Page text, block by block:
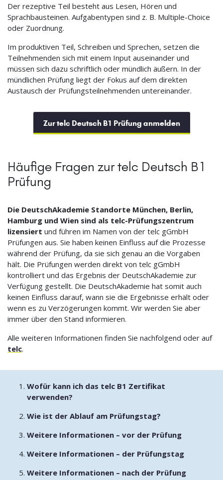
Der rezeptive Teil besteht aus Lesen, Hören und
Sprachbausteinen. Aufgabentypen sind z. B. Multiple-Choice
oder Zuordnung.
Im produktiven Teil, Schreiben und Sprechen, setzen die
Teilnehmenden sich mit einem Input auseinander und
müssen sich dazu schriftlich oder mündlich äußern. In der
mündlichen Prüfung liegt der Fokus auf dem direkten
Austausch der Prüfungsteilnehmenden untereinander.
Zur telc Deutsch B1 Prüfung anmelden
Häufige Fragen zur telc Deutsch B1
Prüfung
Die DeutschAkademie Standorte München, Berlin,
Hamburg und Wien sind als telc-Prüfungszentrum
lizensiert und führen im Namen von der telc gGmbH
Prüfungen aus. Sie haben keinen Einfluss auf die Prozesse
während der Prüfung, da sie sich genau an die Vorgaben
hält. Die Prüfungen werden direkt von telc gGmbH
kontrolliert und das Ergebnis der DeutschAkademie zur
Verfügung gestellt. Die DeutschAkademie hat somit auch
keinen Einfluss darauf, wann sie die Ergebnisse erhält oder
wenn es zu Verzögerungen kommt. Wir werden Sie aber
immer über den Stand informieren.
Alle weiteren Informationen finden Sie nachfolgend oder auf
telc.
Wofür kann ich das telc B1 Zertifikat
verwenden?
Wie ist der Ablauf am Prüfungstag?
Weitere Informationen – vor der Prüfung
Weitere Informationen – der Prüfungstag
Weitere Informationen – nach der Prüfung